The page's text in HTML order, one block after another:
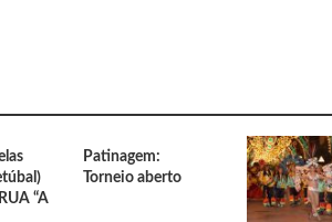
“A
Patinagem:
Torneio aberto